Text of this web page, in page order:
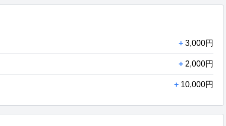
+ 3,000円
+ 2,000円
+ 10,000円